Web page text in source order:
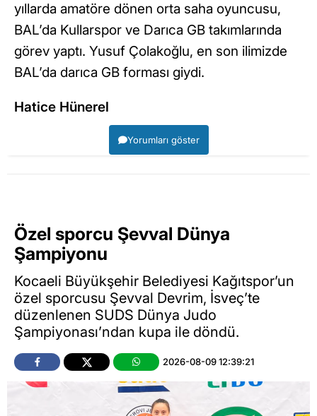
yıllarda amatöre dönen orta saha oyuncusu,
BAL’da Kullarspor ve Darıca GB takımlarında
görev yaptı. Yusuf Çolakoğlu, en son ilimizde
BAL’da darıca GB forması giydi.
Hatice Hünerel
Yorumları göster
Özel sporcu Şevval Dünya
Şampiyonu
Kocaeli Büyükşehir Belediyesi Kağıtspor’un
özel sporcusu Şevval Devrim, İsveç’te
düzenlenen SUDS Dünya Judo
Şampiyonası’ndan kupa ile döndü.
2026-08-09 12:39:21